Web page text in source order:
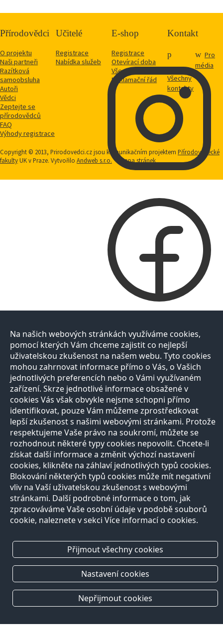
Přírodovědci
O projektu
Naši partneři
Razítková
samoobsluha
Autoři
Vědci
Zeptejte se
přírodovědců
FAQ
Výhody registrace
Učitelé
Registrace
Nabídka služeb
E-shop
Registrace
Otevírací doba
Vše o nákupu
Reklamační řád
Kontakt
Všechny
kontakty
Pro
média
Copyright © 2013, Prirodovedci.cz jsou komunikačním projektem Přírodovědecké
fakultyUK v Praze. Vytvořilo Andweb s.r.o. Mapa stránek
Na našich webových stránkách využíváme cookies,
pomocí kterých Vám chceme zajistit co nejlepší
uživatelskou zkušenost na našem webu. Tyto cookies
mohou zahrnovat informace přímo o Vás, o Vašich
jednotlivých preferencích nebo o Vámi využívaném
zařízení. Skrze jednotlivé informace obsažené v
cookies Vás však obvykle nejsme schopni přímo
identifikovat, pouze Vám můžeme zprostředkovat
lepší zkušenost s našimi webovými stránkami. Protože
respektujeme Vaše právo na soukromí, můžete se
rozhodnout některé typy cookies nepovolit. Chcete-li
získat další informace a změnit výchozí nastavení
cookies, klikněte na záhlaví jednotlivých typů cookies.
Blokování některých typů cookies může mít negativní
vliv na Vaší uživatelskou zkušenost s webovými
stránkami. Další podrobné informace o tom, jak
zpracováváme Vaše osobní údaje v podobě souborů
cookie, naleznete v sekci Více informací o cookies.
Přijmout všechny cookies
Nastavení cookies
Nepřijmout cookies